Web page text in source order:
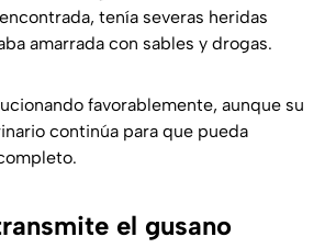
tenía severas heridas
amarrada con sables y drogas.
favorablemente, aunque su
continúa para que pueda
el gusano